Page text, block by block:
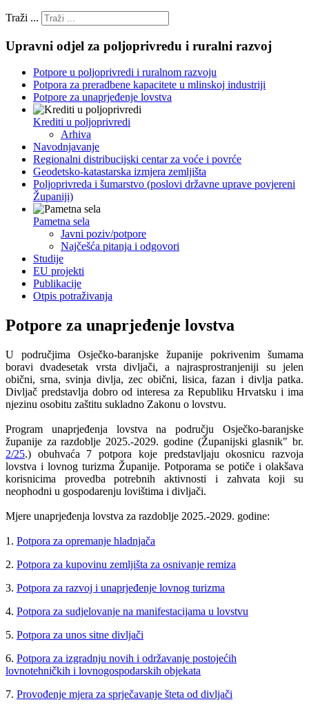
Traži ...
Upravni odjel za poljoprivredu i ruralni razvoj
Potpore u poljoprivredi i ruralnom razvoju
Potpora za preradbene kapacitete u mlinskoj industriji
Potpore za unaprjeđenje lovstva
Krediti u poljoprivredi
Arhiva
Navodnjavanje
Regionalni distribucijski centar za voće i povrće
Geodetsko-katastarska izmjera zemljišta
Poljoprivreda i šumarstvo (poslovi državne uprave povjereni
Županiji)
Pametna sela
Javni poziv/potpore
Najčešća pitanja i odgovori
Studije
EU projekti
Publikacije
Otpis potraživanja
Potpore za unaprjeđenje lovstva
U područjima Osječko-baranjske županije pokrivenim šumama
boravi dvadesetak vrsta divljači, a najrasprostranjeniji su jelen
obični, srna, svinja divlja, zec obični, lisica, fazan i divlja patka.
Divljač predstavlja dobro od interesa za Republiku Hrvatsku i ima
njezinu osobitu zaštitu sukladno Zakonu o lovstvu.
Program unaprjeđenja lovstva na području Osječko-baranjske
županije za razdoblje 2025.-2029. godine (Županijski glasnik" br.
2/25.) obuhvaća 7 potpora koje predstavljaju okosnicu razvoja
lovstva i lovnog turizma Županije. Potporama se potiče i olakšava
korisnicima provedba potrebnih aktivnosti i zahvata koji su
neophodni u gospodarenju lovištima i divljači.
Mjere unaprjeđenja lovstva za razdoblje 2025.-2029. godine:
1. Potpora za opremanje hladnjača
2. Potpora za kupovinu zemljišta za osnivanje remiza
3. Potpora za razvoj i unaprjeđenje lovnog turizma
4. Potpora za sudjelovanje na manifestacijama u lovstvu
5. Potpora za unos sitne divljači
6. Potpora za izgradnju novih i održavanje postojećih
lovnotehničkih i lovnogospodarskih objekata
7. Provođenje mjera za sprječavanje šteta od divljači